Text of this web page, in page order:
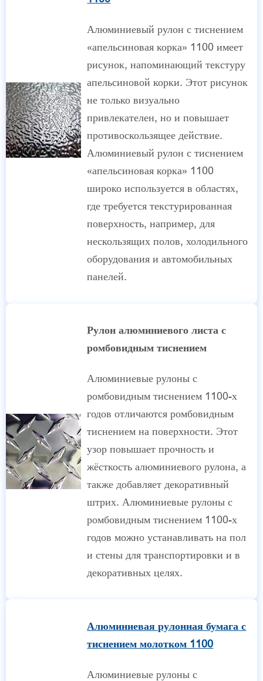
Алюминиевый рулон с тиснением
«апельсиновая корка» 1100 имеет
рисунок, напоминающий текстуру
апельсиновой корки. Этот рисунок
не только визуально
привлекателен, но и повышает
противоскользящее действие.
Алюминиевый рулон с тиснением
«апельсиновая корка» 1100
широко используется в областях,
где требуется текстурированная
поверхность, например, для
нескользящих полов, холодильного
оборудования и автомобильных
панелей.
Рулон алюминиевого листа с
ромбовидным тиснением
Алюминиевые рулоны с
ромбовидным тиснением 1100-х
годов отличаются ромбовидным
тиснением на поверхности. Этот
узор повышает прочность и
жёсткость алюминиевого рулона, а
также добавляет декоративный
штрих. Алюминиевые рулоны с
ромбовидным тиснением 1100-х
годов можно устанавливать на пол
и стены для транспортировки и в
декоративных целях.
Алюминиевая рулонная бумага с
тиснением молотком 1100
Алюминиевые рулоны с